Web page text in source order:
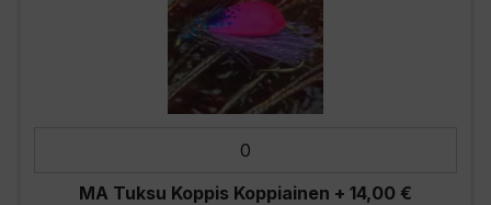
MA Tuksu Koppis Koppiainen + 14,00 €